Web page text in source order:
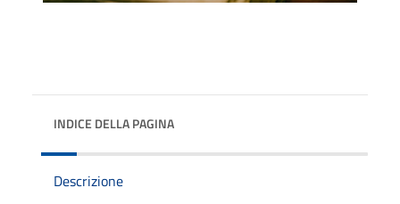
INDICE DELLA PAGINA
Descrizione